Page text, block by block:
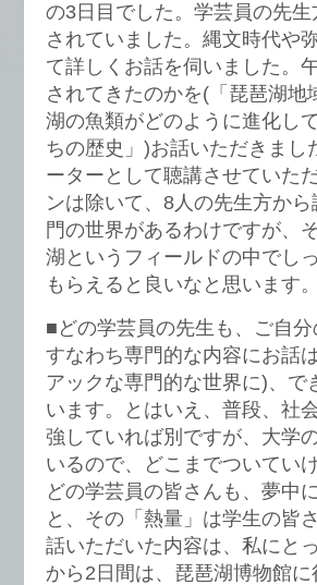
の3日目でした。学芸員の先
されていました。縄文時代や
て詳しくお話を伺いました。
されてきたのかを(「琵琶湖
湖の魚類がどのように進化し
ちの歴史」)お話いただきま
ーターとして聴講させていた
ンは除いて、8人の先生方か
門の世界があるわけですが、
湖というフィールドの中でし
もらえると良いなと思います。
■どの学芸員の先生も、ご自
すなわち専門的な内容にお話
アックな専門的な世界に)、
います。とはいえ、普段、社
強していれば別ですが、大学
いるので、どこまでついてい
どの学芸員の皆さんも、夢中
と、その「熱量」は学生の皆
話いただいた内容は、私にと
から2日間は、琵琶湖博物館